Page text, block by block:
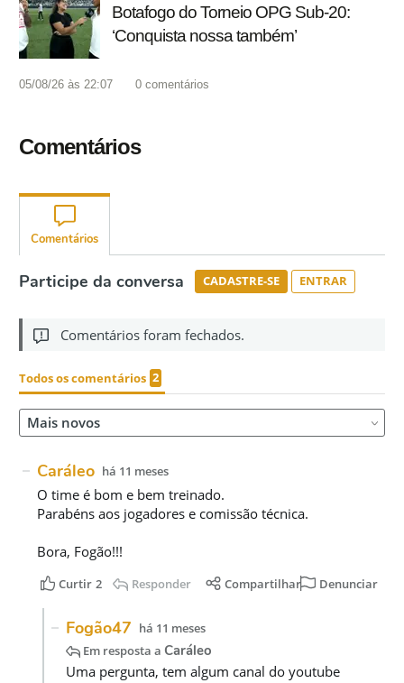
Botafogo do Torneio OPG Sub-20:
‘Conquista nossa também’
05/08/26 às 22:07 0 comentários
Comentários